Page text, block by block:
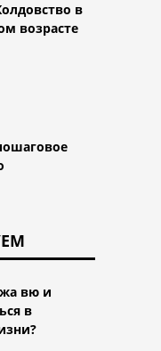
в
возрасте
вю и
в